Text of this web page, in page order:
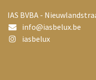
IAS BVBA -
info@iasbelux.be
iasbelux